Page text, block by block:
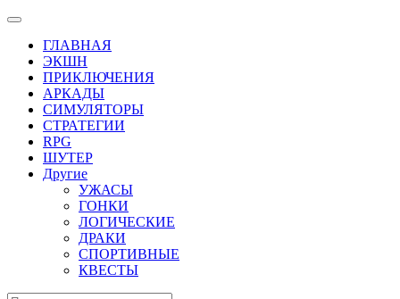
ГЛАВНАЯ
ЭКШН
ПРИКЛЮЧЕНИЯ
АРКАДЫ
СИМУЛЯТОРЫ
СТРАТЕГИИ
RPG
ШУТЕР
Другие
УЖАСЫ
ГОНКИ
ЛОГИЧЕСКИЕ
ДРАКИ
СПОРТИВНЫЕ
КВЕСТЫ